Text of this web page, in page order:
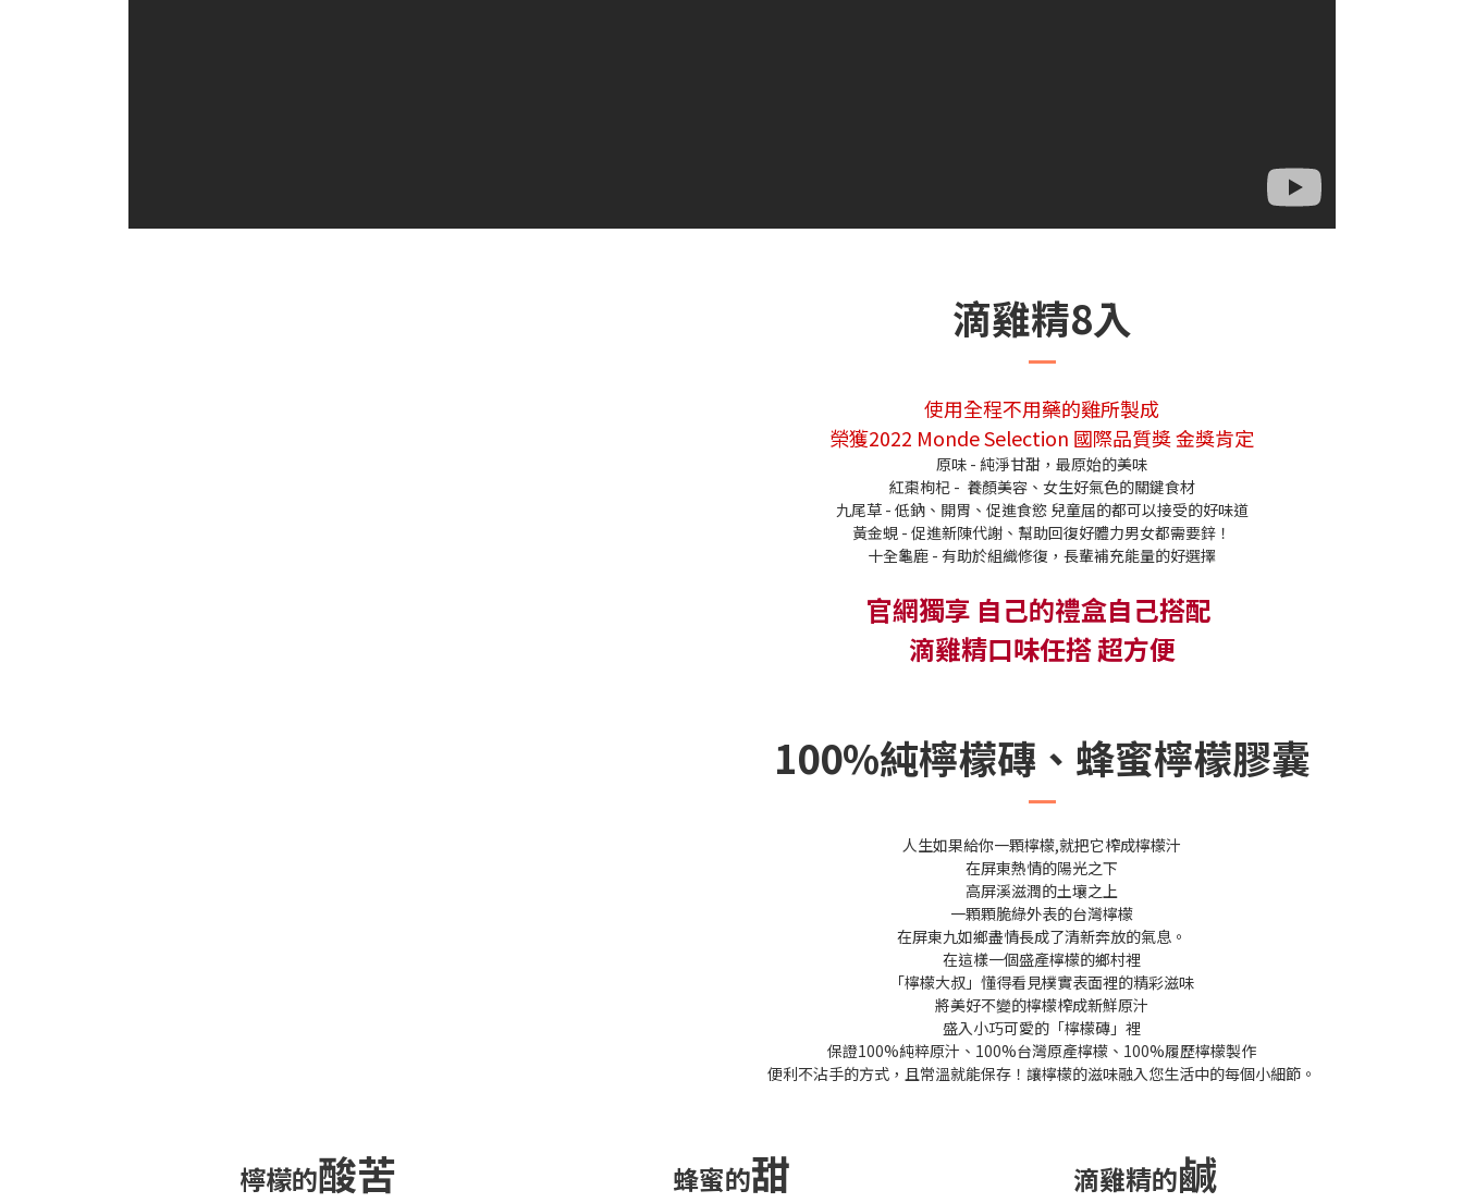
滴雞精8入
使用全程不用藥的雞所製成
榮獲2022 Monde Selection 國際品質獎 金獎肯定
原味 - 純淨甘甜，最原始的美味
紅棗枸杞 - 養顏美容、女生好氣色的關鍵食材
九尾草 - 低鈉、開胃、促進食慾 兒童屆的都可以接受的好味道
黃金蜆 - 促進新陳代謝、幫助回復好體力男女都需要鋅！
十全龜鹿 - 有助於組織修復，長輩補充能量的好選擇
官網獨享 自己的禮盒自己搭配
滴雞精口味任搭 超方便
100%純檸檬磚、蜂蜜檸檬膠囊
人生如果給你一顆檸檬,就把它榨成檸檬汁
在屏東熱情的陽光之下
高屏溪滋潤的土壤之上
一顆顆脆綠外表的台灣檸檬
在屏東九如鄉盡情長成了清新奔放的氣息。
在這樣一個盛產檸檬的鄉村裡
「檸檬大叔」懂得看見樸實表面裡的精彩滋味
將美好不變的檸檬榨成新鮮原汁
盛入⼩巧可愛的「檸檬磚」裡
保證100%純粹原汁、100%台灣原產檸檬、100%履歷檸檬製作
便利不沾手的方式，且常溫就能保存！讓檸檬的滋味融入您⽣活中的每個⼩細節。
檸檬的酸苦 蜂蜜的甜 滴雞精的鹹